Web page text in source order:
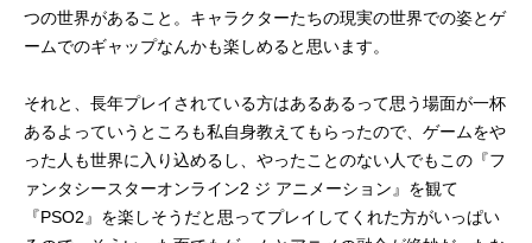
つの世界があること。キャラクターたちの現実の世界での姿とゲ
ームでのギャップなんかも楽しめると思います。
それと、長年プレイされている方はあるあるって思う場面が一杯
あるよっていうところも私自身教えてもらったので、ゲームをや
った人も世界に入り込めるし、やったことのない人でもこの『フ
ァンタシースターオンライン2 ジ アニメーション』を観て
『PSO2』を楽しそうだと思ってプレイしてくれた方がいっぱい